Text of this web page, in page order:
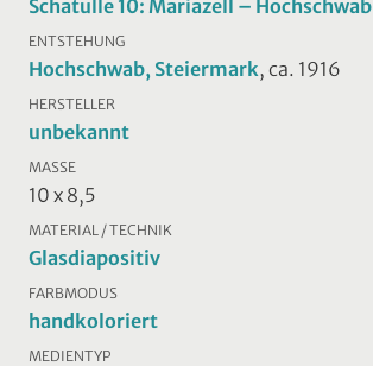
Schatulle 10: Mariazell – Hochschwab
ENTSTEHUNG
Hochschwab, Steiermark, ca. 1916
HERSTELLER
unbekannt
MASSE
10 x 8,5
MATERIAL / TECHNIK
Glasdiapositiv
FARBMODUS
handkoloriert
MEDIENTYP